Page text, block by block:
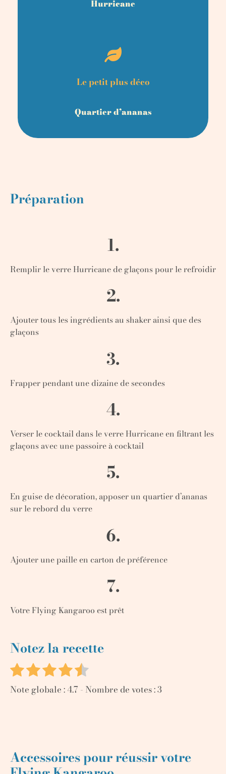
Hurricane
Le petit plus déco
Quartier d’ananas
Préparation
1.
Remplir le verre Hurricane de glaçons pour le refroidir
2.
Ajouter tous les ingrédients au shaker ainsi que des
glaçons
3.
Frapper pendant une dizaine de secondes
4.
Verser le cocktail dans le verre Hurricane en filtrant les
glaçons avec une passoire à cocktail
5.
En guise de décoration, apposer un quartier d’ananas
sur le rebord du verre
6.
Ajouter une paille en carton de préférence
7.
Votre Flying Kangaroo est prêt
Notez la recette
Note globale :4.7- Nombre de votes :3
Accessoires pour réussir votre